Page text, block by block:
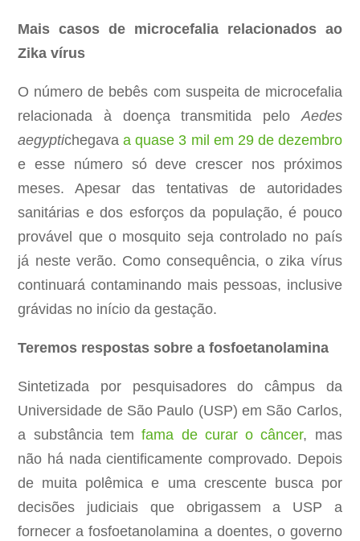
Mais casos de microcefalia relacionados ao
Zika vírus
O número de bebês com suspeita de microcefalia
relacionada à doença transmitida peloAedes
aegyptichegavaa quase 3 mil em 29 de dezembro
e esse número só deve crescer nos próximos
meses. Apesar das tentativas de autoridades
sanitárias e dos esforços da população, é pouco
provável que o mosquito seja controlado no país
já neste verão. Como consequência, o zika vírus
continuará contaminando mais pessoas, inclusive
grávidas no início da gestação.
Teremos respostas sobre a fosfoetanolamina
Sintetizada por pesquisadores do câmpus da
Universidade de São Paulo (USP) em São Carlos,
a substância tem fama de curar o câncer, mas
não há nada cientificamente comprovado. Depois
de muita polêmica e uma crescente busca por
decisões judiciais que obrigassem a USP a
fornecer a fosfoetanolamina a doentes, o governo